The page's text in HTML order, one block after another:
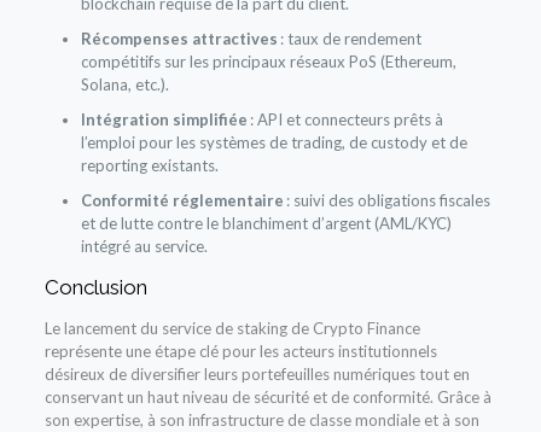
Récompenses attractives : taux de rendement
compétitifs sur les principaux réseaux PoS (Ethereum,
Solana, etc.).
Intégration simplifiée : API et connecteurs prêts à
l’emploi pour les systèmes de trading, de custody et de
reporting existants.
Conformité réglementaire : suivi des obligations fiscales
et de lutte contre le blanchiment d’argent (AML/KYC)
intégré au service.
Conclusion
Le lancement du service de staking de Crypto Finance
représente une étape clé pour les acteurs institutionnels
désireux de diversifier leurs portefeuilles numériques tout en
conservant un haut niveau de sécurité et de conformité. Grâce à
son expertise, à son infrastructure de classe mondiale et à son